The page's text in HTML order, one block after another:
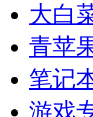
大白
青苹
笔记
游戏